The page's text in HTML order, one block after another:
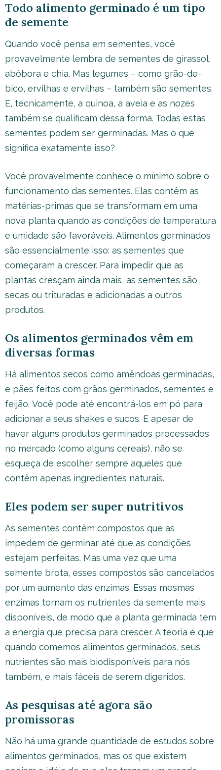
Todo alimento germinado é um tipo
de semente
Quando você pensa em sementes, você
provavelmente lembra de sementes de girassol,
abóbora e chia. Mas legumes – como grão-de-
bico, ervilhas e ervilhas – também são sementes.
E, tecnicamente, a quinoa, a aveia e as nozes
também se qualificam dessa forma. Todas estas
sementes podem ser germinadas. Mas o que
significa exatamente isso?
Você provavelmente conhece o mínimo sobre o
funcionamento das sementes. Elas contêm as
matérias-primas que se transformam em uma
nova planta quando as condições de temperatura
e umidade são favoráveis. Alimentos germinados
são essencialmente isso: as sementes que
começaram a crescer. Para impedir que as
plantas cresçam ainda mais, as sementes são
secas ou trituradas e adicionadas a outros
produtos.
Os alimentos germinados vêm em
diversas formas
Há alimentos secos como amêndoas germinadas,
e pães feitos com grãos germinados, sementes e
feijão. Você pode até encontrá-los em pó para
adicionar a seus shakes e sucos. E apesar de
haver alguns produtos germinados processados
no mercado (como alguns cereais), não se
esqueça de escolher sempre aqueles que
contêm apenas ingredientes naturais.
Eles podem ser super nutritivos
As sementes contêm compostos que as
impedem de germinar até que as condições
estejam perfeitas. Mas uma vez que uma
semente brota, esses compostos são cancelados
por um aumento das enzimas. Essas mesmas
enzimas tornam os nutrientes da semente mais
disponíveis, de modo que a planta germinada tem
a energia que precisa para crescer. A teoria é que
quando comemos alimentos germinados, seus
nutrientes são mais biodisponíveis para nós
também, e mais fáceis de serem digeridos.
As pesquisas até agora são
promissoras
Não há uma grande quantidade de estudos sobre
alimentos germinados, mas os que existem